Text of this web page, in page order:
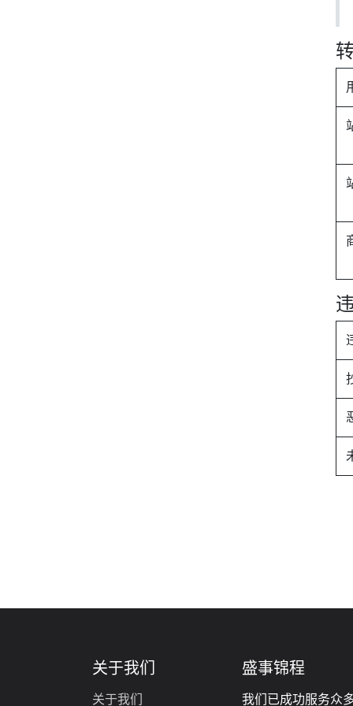
关于我们
关于我们
盛事锦程
我们已成功服务众